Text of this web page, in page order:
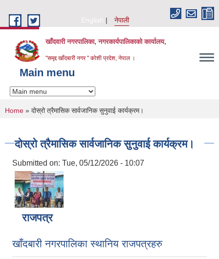
English
नेपाली
खाँदवारी नगरपालिका, नगरकार्यपालिकाको कार्यालय,
"समृद्द खाँदबारी नगर " कोशी प्रदेश, नेपाल ।
Main menu
You are here
Home » दोस्रो त्रैमासिक सार्वजानिक सुनुवाई कार्यक्रम।
दोस्रो त्रैमासिक सार्वजानिक सुनुवाई कार्यक्रम।
Submitted on: Tue, 05/12/2026 - 10:07
राजपत्र
खाँदबारी नगरपालिका स्थानिय राजपत्रहरु